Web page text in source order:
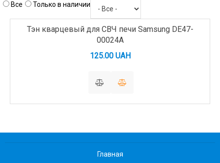
Все
Только в наличии
Тэн кварцевый для СВЧ печи Samsung DE47-
00024A
125.00 UAH
Главная